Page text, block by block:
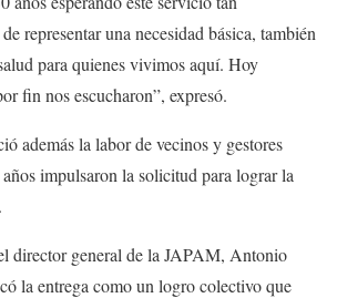
representar una necesidad básica, también
para quienes vivimos aquí. Hoy
fin nos escucharon”, expresó.
además la labor de vecinos y gestores
impulsaron la solicitud para lograr la
director general de la JAPAM, Antonio
la entrega como un logro colectivo que